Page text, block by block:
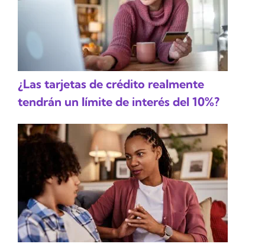
¿Las tarjetas de crédito realmente
tendrán un límite de interés del 10%?